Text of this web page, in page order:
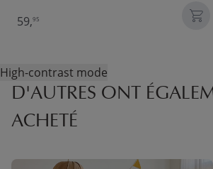
59,95
High-contrast mode
D'AUTRES ONT
ACHETÉ